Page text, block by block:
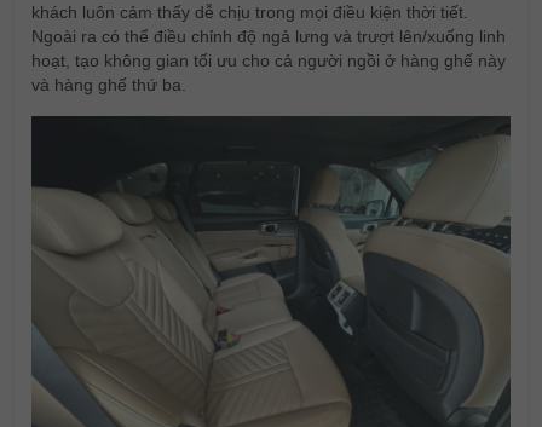
khách luôn cảm thấy dễ chịu trong mọi điều kiện thời tiết.
Ngoài ra có thể điều chỉnh độ ngả lưng và trượt lên/xuống linh
hoạt, tạo không gian tối ưu cho cả người ngồi ở hàng ghế này
và hàng ghế thứ ba.